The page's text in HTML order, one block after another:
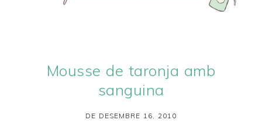
Mousse de taronja amb
sanguina
DE DESEMBRE 16, 2010